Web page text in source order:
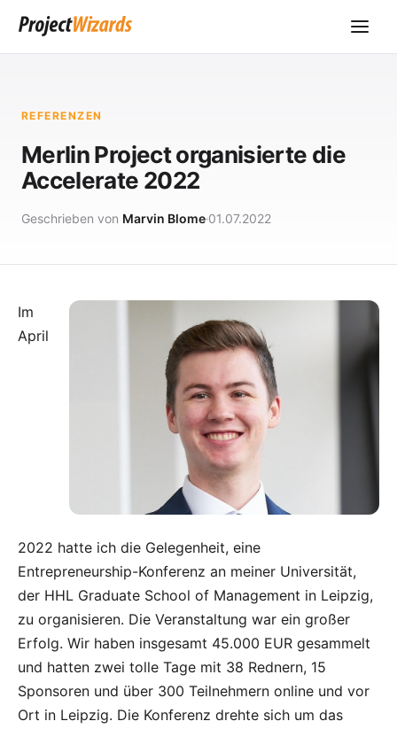
REFERENZEN
Merlin Project organisierte die
Accelerate 2022
Geschrieben von Marvin Blome 01.07.2022
Im
April
2022 hatte ich die Gelegenheit, eine
Entrepreneurship-Konferenz an meiner Universität,
der HHL Graduate School of Management in Leipzig,
zu organisieren. Die Veranstaltung war ein großer
Erfolg. Wir haben insgesamt 45.000 EUR gesammelt
und hatten zwei tolle Tage mit 38 Rednern, 15
Sponsoren und über 300 Teilnehmern online und vor
Ort in Leipzig. Die Konferenz drehte sich um das